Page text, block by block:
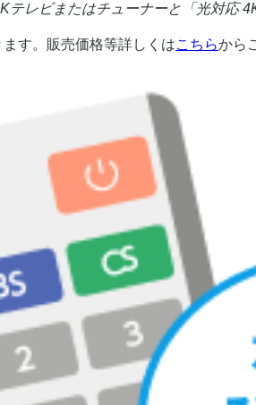
レビまたはチューナーと「光対応
す。販売価格等詳しくはこちらから